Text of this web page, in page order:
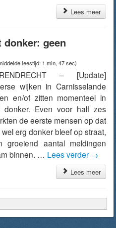
Lees meer
donker: geen
leestijd: 1 min, 47 sec)
– [Update]
wijken in Carnisselande
en/of zitten momenteel in
donker. Even voor half zes
de eerste mensen op dat
wel erg donker bleef op straat,
groeiend aantal meldingen
binnen. … Lees verder →
Lees meer